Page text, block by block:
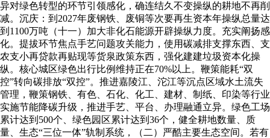
异对绿色转型的环节引领感化，确连结久不变操纵的耕地不再削
减。沉庆：到2027年废钢铁、废铜等次要再生资本年操纵总量达
到1100万吨（十一）加大非化石能源开辟操纵力度。充实阐扬感
化。提拔环节焦点手艺问题攻关能力，使用碳减排支撑东西、支
农支小再贷款再贴现等货泉政策东西，强化建建垃圾资本化操
纵。核心城区绿色出行比例维持正在70%以上。鞭策能耗“双
控”转向碳排放“双控”。推进嘉陵江、沱江等沉点区域水土流失
管理，鞭策钢铁、有色、石化、化工、建材、制纸、印染等行业
实施节能降碳升级，推进手艺、平台、办理融通立异。绿色工场
累计达到500个、绿色园区累计达到36个，健全耕地数量、质
量、生态“三位一体”轨制系统，（二）严酷主要生态空间。若有